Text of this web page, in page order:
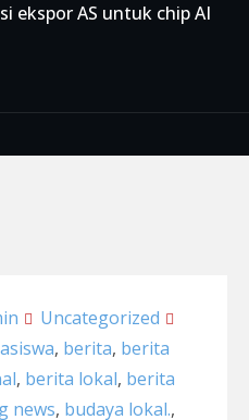
ekspor AS untuk chip AI
Uncategorized
, berita, berita
, berita lokal, berita
news, budaya lokal.,